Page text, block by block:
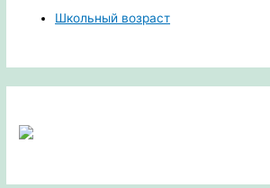
Школьный возраст